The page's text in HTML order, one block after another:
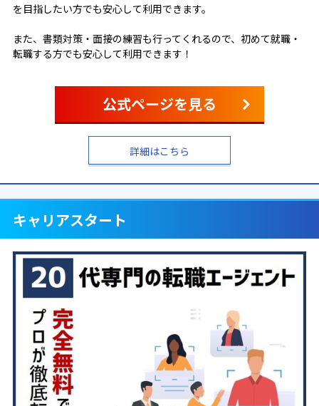
公式ページを見る
詳細はこちら
を目指したい方でも安心して利用できます。
また、書類対策・面接の練習も行ってくれるので、初めて就職・
転職する方でも安心して利用できます！
キャリアスタート